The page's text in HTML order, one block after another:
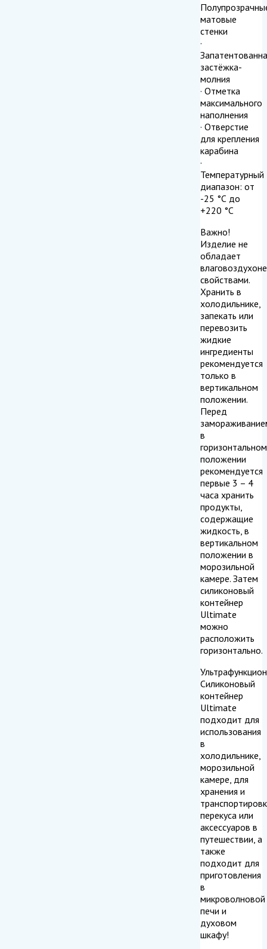
матовые
стенки
·
застёжка-
молния
· Отметка
максимального
наполнения
· Отверстие
для крепления
карабина
·
Температурный
диапазон: от
-25 °С до
+220 °С
Важно!
Изделие не
обладает
свойствами.
Хранить в
холодильнике,
запекать или
перевозить
жидкие
ингредиенты
рекомендуется
только в
вертикальном
положении.
Перед
в
горизонтальном
положении
рекомендуется
первые 3 – 4
часа хранить
продукты,
содержащие
жидкость, в
вертикальном
положении в
морозильной
камере. Затем
силиконовый
контейнер
Ultimate
можно
расположить
горизонтально.
Силиконовый
контейнер
Ultimate
подходит для
использования
в
холодильнике,
морозильной
камере, для
хранения и
перекуса или
аксессуаров в
путешествии, а
также
подходит для
приготовления
в
микроволновой
печи и
духовом
шкафу!